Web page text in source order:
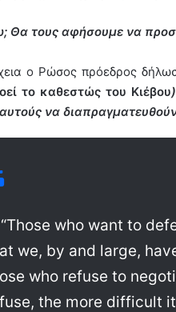
Θα τους αφήσουμε να
ο Ρώσος πρόεδρος
το καθεστώς του Κιέβου
αυτούς να
who want to
we, by and large,
who refuse to
the more difficult